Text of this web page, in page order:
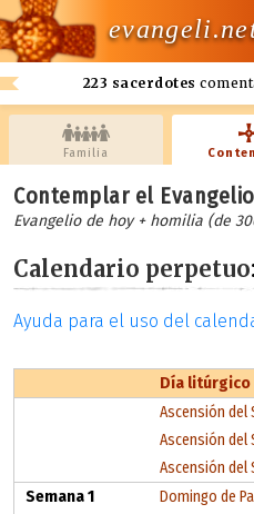
223 sacerdotes
Familia
Contemplar el
Evangelio de hoy + homilia (de
Calendario perpetuo
Ayuda para el uso del
Día litúrgico
Ascensión del
Ascensión del
Ascensión del
Semana 1
Domingo de